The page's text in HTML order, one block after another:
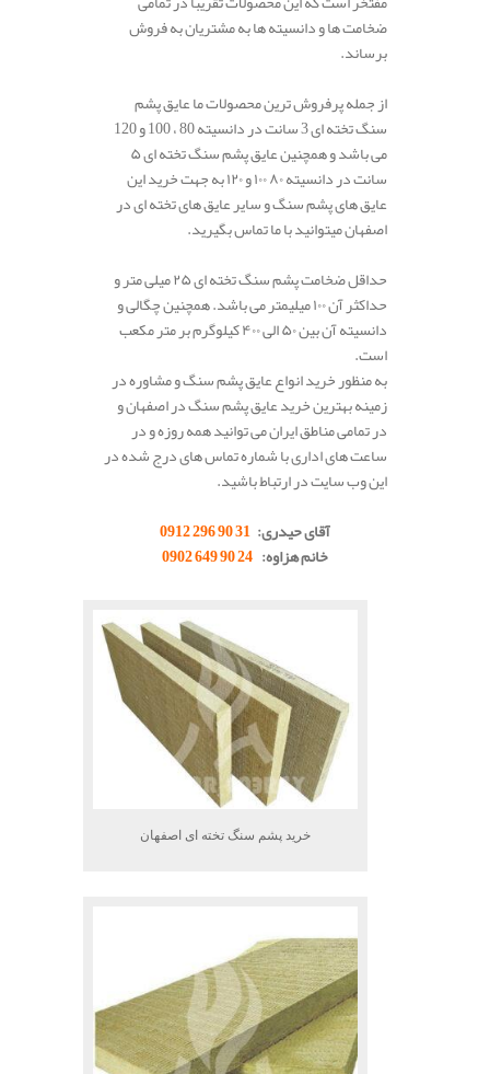
ضخامت ها و دانسیته ها به مشتریان به فروش
برساند.
از جمله پرفروش ترین محصولات ما عایق پشم
سنگ تخته ای 3 سانت در دانسیته 80 ، 100 و 120
می باشد و همچنین عایق پشم سنگ تخته ای ۵
سانت در دانسیته ۸۰ ۱۰۰ و ۱۲۰ به جهت خرید این
عایق های پشم سنگ و سایر عایق های تخته ای در
اصفهان میتوانید با ما تماس بگیرید.
حداقل ضخامت پشم سنگ تخته ای ۲۵ میلی متر و
حداکثر آن ۱۰۰ میلیمتر می باشد. همچنین چگالی و
دانسیته آن بین ۵۰ الی ۴۰۰ کیلوگرم بر متر مکعب
است.
به منظور خرید انواع عایق پشم سنگ و مشاوره در
زمینه بهترین خرید عایق پشم سنگ در اصفهان و
در تمامی مناطق ایران می توانید همه روزه و در
ساعت های اداری با شماره تماس های درج شده در
این وب سایت در ارتباط باشید.
آقای حیدری: 31 90 296 0912
خانم هزاوه: 24 90 649 0902
خرید پشم سنگ تخته ای اصفهان